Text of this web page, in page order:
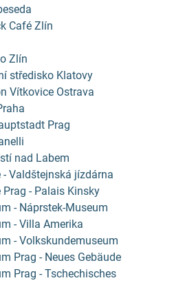
Café Zlín
Zlín
středisko Klatovy
Vítkovice Ostrava
Prag
nad Labem
- Valdštejnská jízdárna
- Palais Kinsky
- Náprstek-Museum
- Villa Amerika
- Volkskundemuseum
Prag - Neues Gebäude
Prag - Tschechisches